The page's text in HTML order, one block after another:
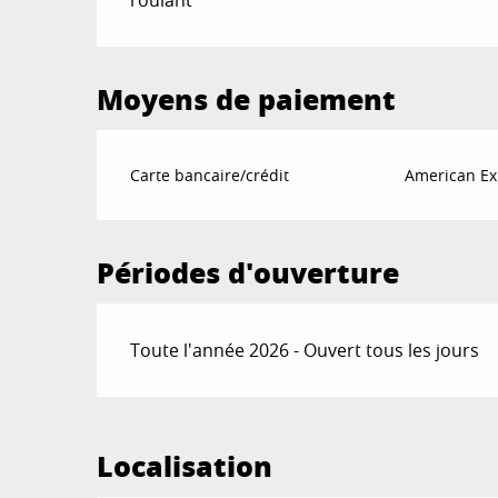
Moyens de paiement
Carte bancaire/crédit American
Périodes d'ouverture
Toute l'année 2026 - Ouvert tous les jours
Localisation